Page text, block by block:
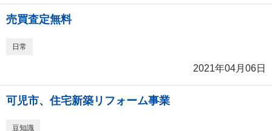
売買査定無料
日常
2021年04月06日
可児市、住宅新築リフォーム事業
豆知識